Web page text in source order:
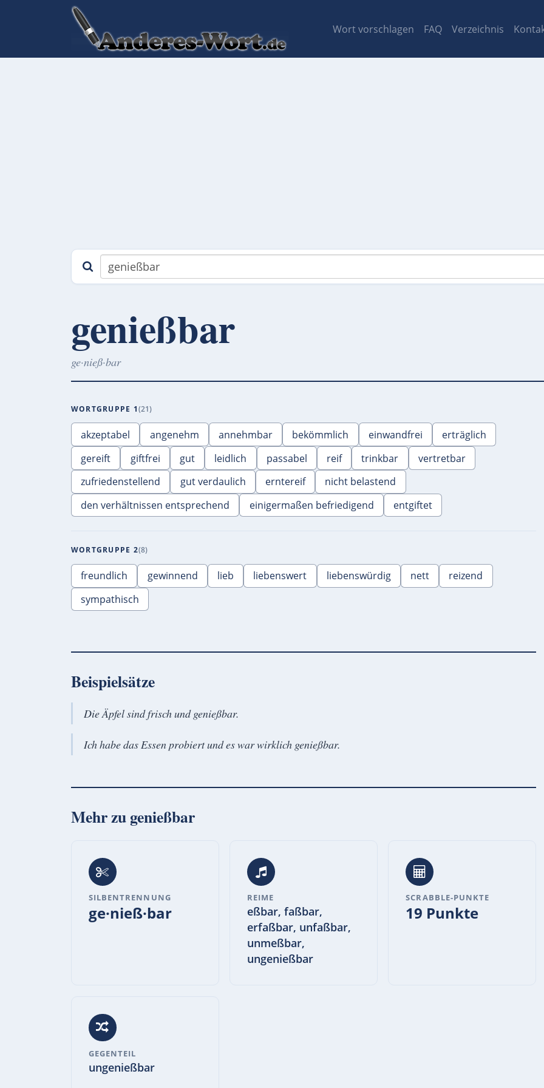
Wort vorschlagen FAQ Verzeichnis
genießbar
ge·nieß·bar
WORTGRUPPE 1 21
akzeptabel angenehm annehmbar bekömmlich einwandfrei
erträglich
gereift
giftfrei gut leidlich passabel reif trinkbar
vertretbar
zufriedenstellend
gut verdaulich erntereif
nicht belastend
den verhältnissen entsprechend
einigermaßen befriedigend entgiftet
WORTGRUPPE 2 8
freundlich gewinnend lieb liebenswert liebenswürdig nett
reizend
sympathisch
Beispielsätze
Die Äpfel sind frisch und genießbar.
Ich habe das Essen probiert und es war wirklich genießbar.
Mehr zugenießbar
SILBENTRENNUNG
ge·nieß·bar
REIME
eßbar, faßbar,
erfaßbar, unfaßbar,
unmeßbar,
ungenießbar
SCRABBLE-PUNKTE
19 Punkte
GEGENTEIL
ungenießbar